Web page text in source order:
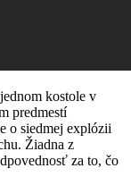
kostole v
predmestí
o siedmej explózii
Žiadna z
za to, čo